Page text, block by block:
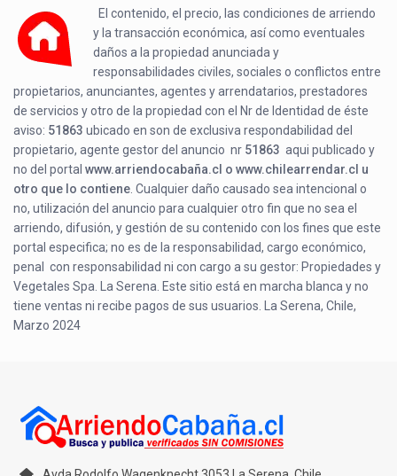
El contenido, el precio, las condiciones de arriendo
y la transacción económica, así como eventuales
daños a la propiedad anunciada y
responsabilidades civiles, sociales o conflictos entre
propietarios, anunciantes, agentes y arrendatarios, prestadores
de servicios y otro de la propiedad con el Nr de Identidad de éste
aviso: 51863 ubicado enson de exclusiva respondabilidad del
propietario, agente gestor del anuncio nr 51863 aqui publicado y
no del portalwww.arriendocabaña.cl o www.chilearrendar.cl u
otro que lo contiene . Cualquier daño causado sea intencional o
no, utilización del anuncio para cualquier otro fin que no sea el
arriendo, difusión, y gestión de su contenido con los fines que este
portal especifica; no es de la responsabilidad, cargo económico,
penal con responsabilidad ni con cargo a su gestor: Propiedades y
Vegetales Spa. La Serena. Este sitio está en marcha blanca y no
tiene ventas ni recibe pagos de sus usuarios. La Serena, Chile,
Marzo 2024